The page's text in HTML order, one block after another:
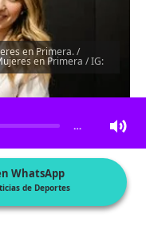
en Primera. /
en Primera / IG:
…
WhatsApp
de Deportes